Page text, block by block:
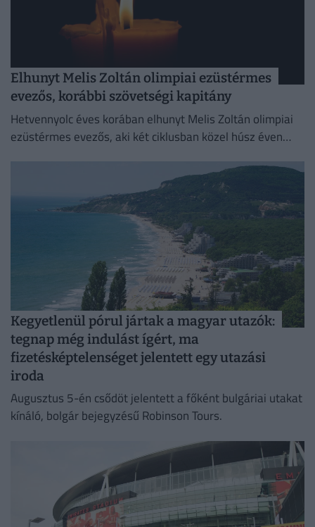
Elhunyt Melis Zoltán olimpiai ezüstérmes
evezős, korábbi szövetségi kapitány
Hetvennyolc éves korában elhunyt Melis Zoltán olimpiai
ezüstérmes evezős, aki két ciklusban közel húsz éven
Kegyetlenül pórul jártak a magyar utazók:
tegnap még indulást ígért, ma
fizetésképtelenséget jelentett egy utazási
iroda
Augusztus 5-én csődöt jelentett a főként bulgáriai utakat
kínáló, bolgár bejegyzésű Robinson Tours.